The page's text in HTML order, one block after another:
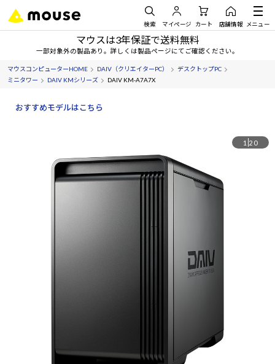
検索 マイページ カート 店舗情報 メニュー
マウスは3年保証で送料無料
一部対象外の製品あり。詳しくは製品ページにてご確認ください。
マウスコンピューターHOME DAIV（クリエイターPC）
デスクトップPC
ミニタワー
DAIV KMシリーズ DAIV KM-A7A7X
おすすめモデルはこちら
1 20